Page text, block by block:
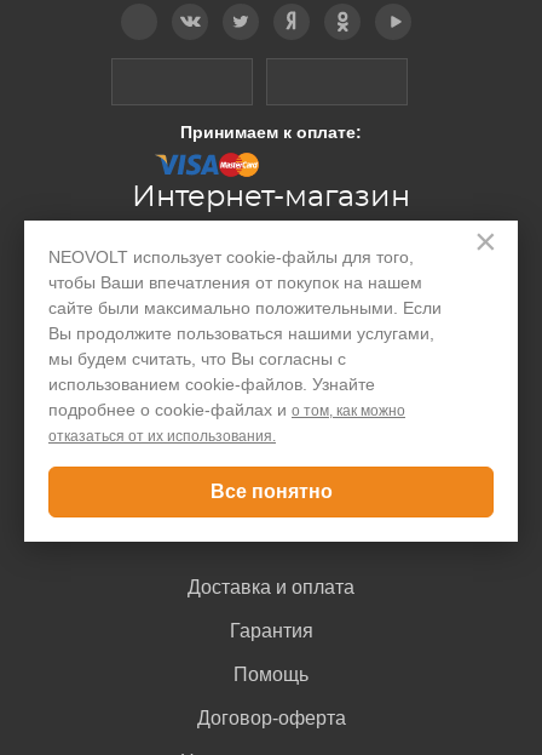
×
NEOVOLT использует cookie-файлы для того,
чтобы Ваши впечатления от покупок на нашем
сайте были максимально положительными. Если
Вы продолжите пользоваться нашими услугами,
мы будем считать, что Вы согласны с
использованием cookie-файлов. Узнайте
подробнее о cookie-файлах и о том, как можно
отказаться от их использования.
Все понятно
Принимаем к оплате:
Интернет-магазин
Производство
Организациям
Акции и скидки
Контакты
Покупателю
Доставка и оплата
Гарантия
Помощь
Договор-оферта